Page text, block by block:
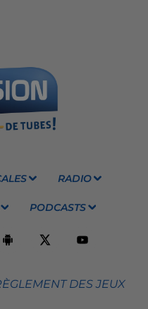
RADIO
PODCASTS
DES JEUX